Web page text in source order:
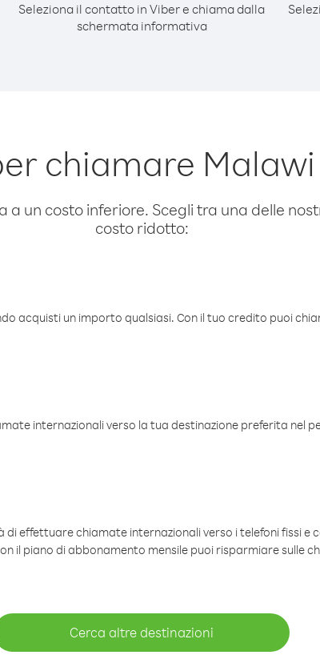
Seleziona il contatto in Viber e chiama dalla
schermata informativa
chiamare
un costo inferiore. Scegli tra una delle
costo ridotto:
acquisti un importo qualsiasi. Con il tuo credito puoi
internazionali verso la tua destinazione preferita nel
effettuare chiamate internazionali verso i telefoni fissi e
il piano di abbonamento mensile puoi risparmiare sulle
Cerca altre destinazioni